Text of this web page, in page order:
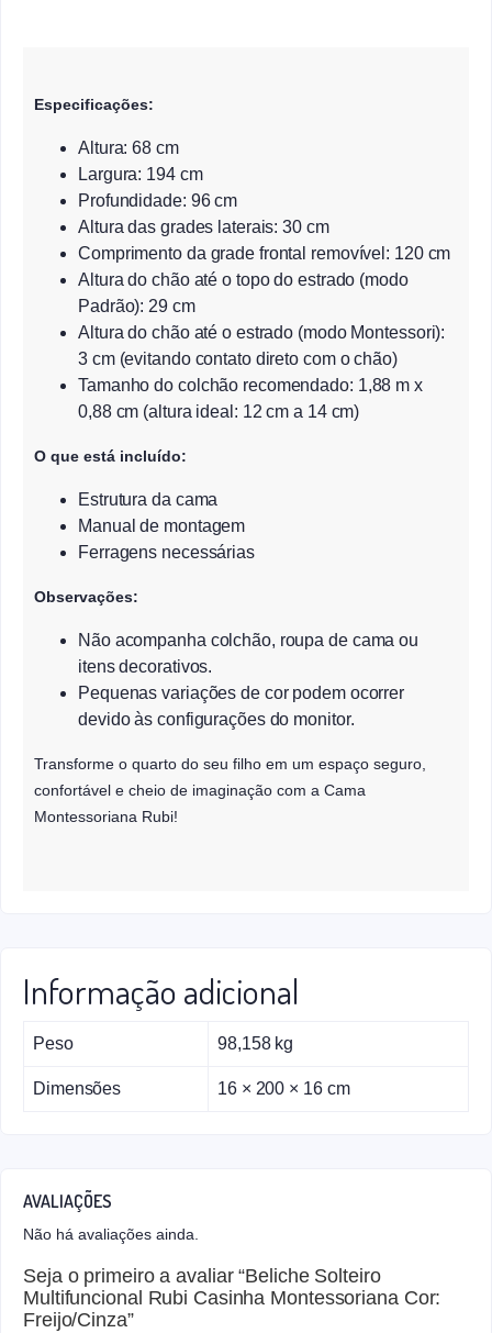
Especificações:
Altura: 68 cm
Largura: 194 cm
Profundidade: 96 cm
Altura das grades laterais: 30 cm
Comprimento da grade frontal removível: 120 cm
Altura do chão até o topo do estrado (modo
Padrão): 29 cm
Altura do chão até o estrado (modo Montessori):
3 cm (evitando contato direto com o chão)
Tamanho do colchão recomendado: 1,88 m x
0,88 cm (altura ideal: 12 cm a 14 cm)
O que está incluído:
Estrutura da cama
Manual de montagem
Ferragens necessárias
Observações:
Não acompanha colchão, roupa de cama ou
itens decorativos.
Pequenas variações de cor podem ocorrer
devido às configurações do monitor.
Transforme o quarto do seu filho em um espaço seguro,
confortável e cheio de imaginação com a Cama
Montessoriana Rubi!
Informação adicional
Peso 98,158 kg
Dimensões 16 × 200 × 16 cm
AVALIAÇÕES
Não há avaliações ainda.
Seja o primeiro a avaliar “Beliche Solteiro
Multifuncional Rubi Casinha Montessoriana Cor:
Freijo/Cinza”